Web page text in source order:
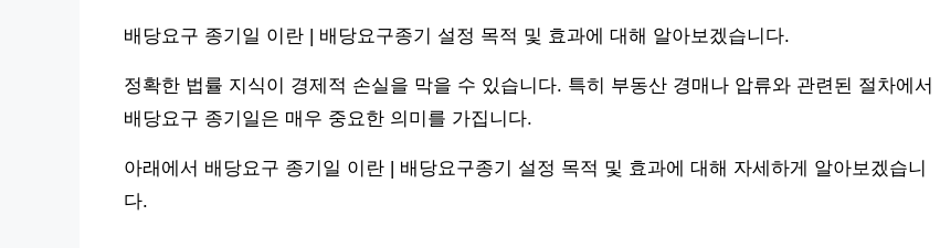
배당요구 종기일 이란 | 배당요구종기 설정 목적 및 효과에 대해 알아보겠습니다.
정확한 법률 지식이 경제적 손실을 막을 수 있습니다. 특히 부동산 경매나 압류와 관련된 절차에서
배당요구 종기일은 매우 중요한 의미를 가집니다.
아래에서 배당요구 종기일 이란 | 배당요구종기 설정 목적 및 효과에 대해 자세하게 알아보겠습니
다.